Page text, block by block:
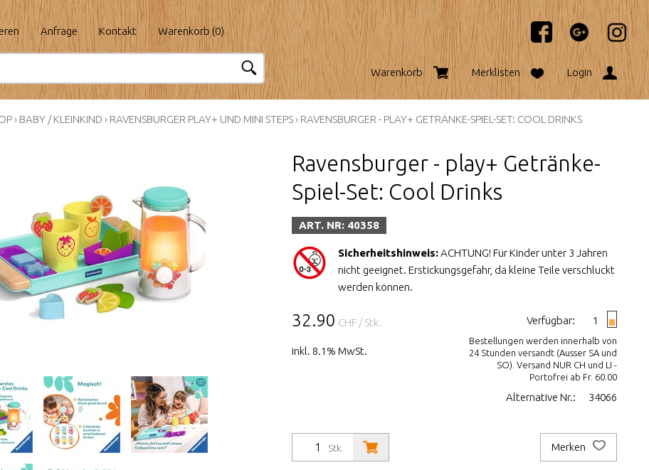
Anfrage Kontakt Warenkorb (0)
Warenkorb Merklisten Login
› BABY / KLEINKIND › RAVENSBURGER PLAY+ UND MINI STEPS › RAVENSBURGER - PLAY+ GETRÄNKE-SPIEL-SET: COOL DRINKS
Ravensburger - play+ Getränke-
Spiel-Set: Cool Drinks
ART. NR: 40358
Sicherheitshinweis:ACHTUNG! Für Kinder unter 3 Jahren
nicht geeignet. Erstickungsgefahr, da kleine Teile verschluckt
werden können.
32.90 CHF / Stk.
inkl. 8.1% MwSt.
Verfügbar: 1
Bestellungen werden innerhalb von
24 Stunden versandt (Ausser SA und
SO). Versand NUR CH und LI -
Portofrei ab Fr. 60.00
Alternative Nr.: 34066
Stk. Merken